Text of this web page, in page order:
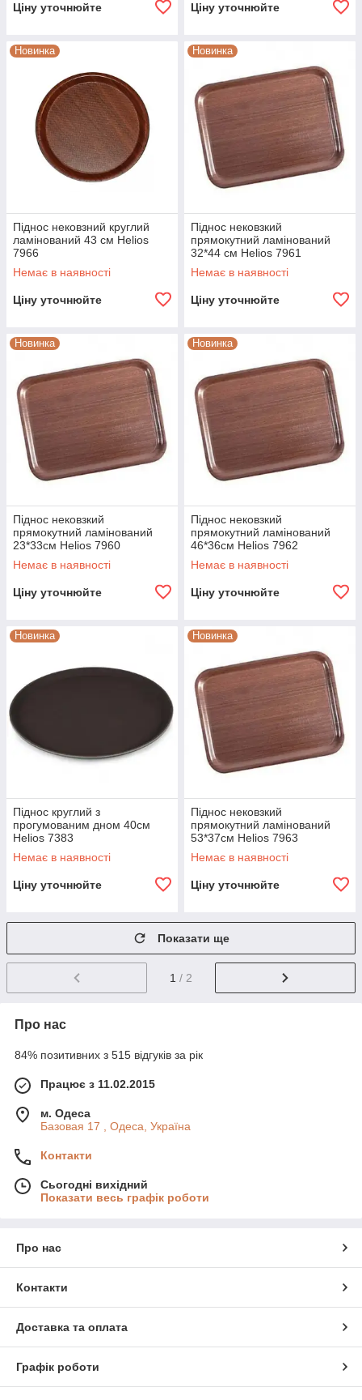
Ціну уточнюйте Ціну уточнюйте
Новинка
Піднос нековзний круглий
ламінований 43 см Helios
7966
Немає в наявності
Ціну уточнюйте
Новинка
Піднос нековзкий
прямокутний ламінований
32*44 см Helios 7961
Немає в наявності
Ціну уточнюйте
Новинка
Піднос нековзкий
прямокутний ламінований
23*33см Helios 7960
Немає в наявності
Ціну уточнюйте
Новинка
Піднос нековзкий
прямокутний ламінований
46*36см Helios 7962
Немає в наявності
Ціну уточнюйте
Новинка
Піднос круглий з
прогумованим дном 40см
Helios 7383
Немає в наявності
Ціну уточнюйте
Новинка
Піднос нековзкий
прямокутний ламінований
53*37см Helios 7963
Немає в наявності
Ціну уточнюйте
Показати ще
1 / 2
Про нас
84% позитивних з 515 відгуків за рік
Працює з 11.02.2015
м. Одеса
Базовая 17 , Одеса, Україна
Контакти
Сьогодні вихідний
Показати весь графік роботи
Про нас
Контакти
Доставка та оплата
Графік роботи